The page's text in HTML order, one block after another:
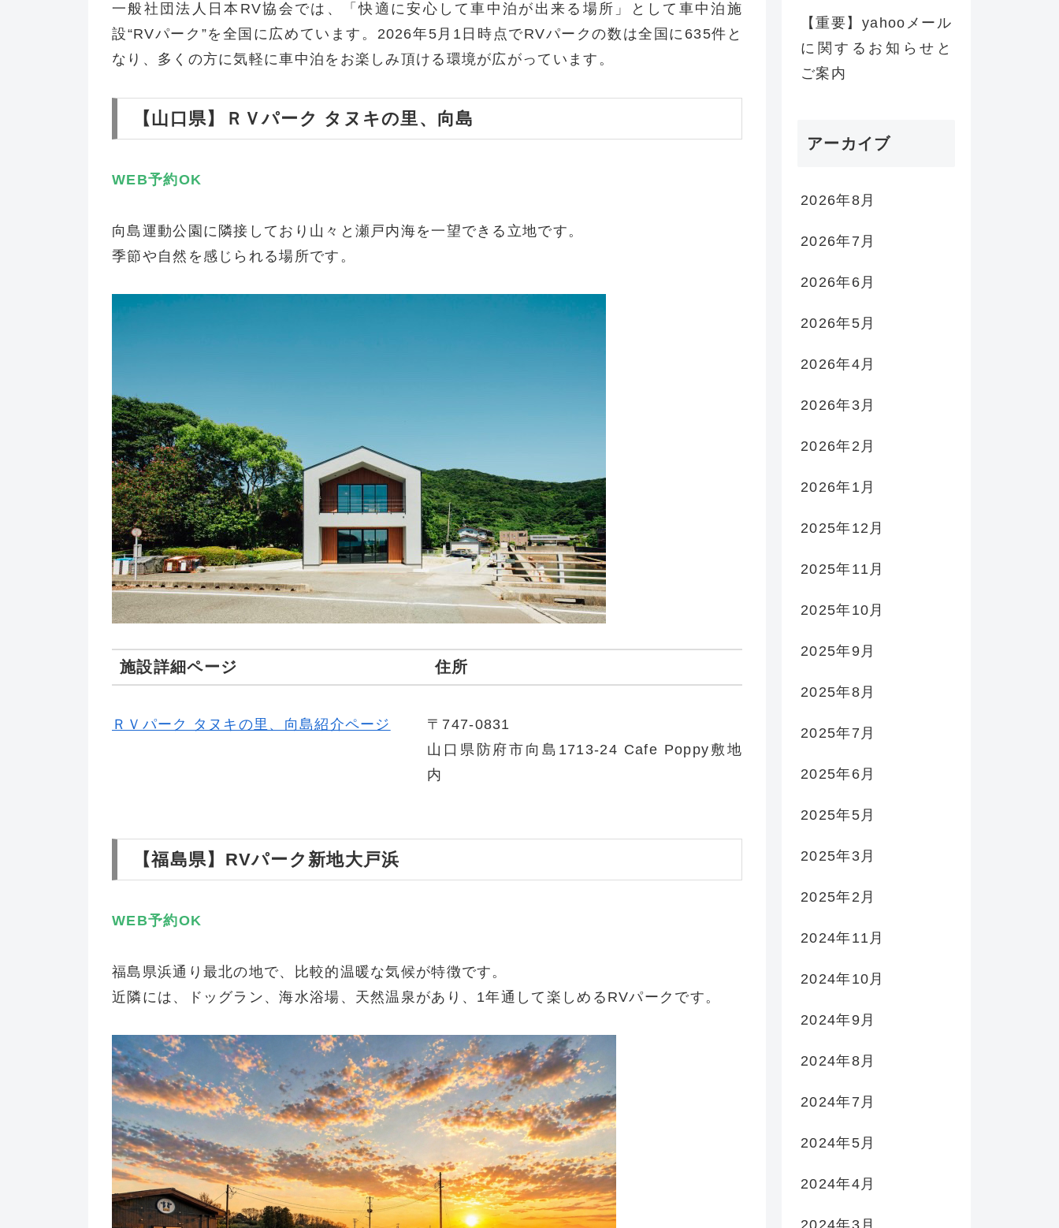
一般社団法人日本RV協会では、「快適に安心して車中泊が出来る場所」として車中泊施
設“RVパーク”を全国に広めています。2026年5月1日時点でRVパークの数は全国に635件と
なり、多くの方に気軽に車中泊をお楽しみ頂ける環境が広がっています。
【山口県】ＲＶパーク タヌキの里、向島
WEB予約OK
向島運動公園に隣接しており山々と瀬戸内海を一望できる立地です。
季節や自然を感じられる場所です。
施設詳細ページ
ＲＶパーク タヌキの里、向島紹介ページ
住所
〒747-0831
山口県防府市向島1713-24 Cafe Poppy敷地
内
【福島県】RVパーク新地大戸浜
WEB予約OK
福島県浜通り最北の地で、比較的温暖な気候が特徴です。
近隣には、ドッグラン、海水浴場、天然温泉があり、1年通して楽しめるRVパークです。
【重要】yahooメール
に関するお知らせと
ご案内
アーカイブ
2026年8月
2026年7月
2026年6月
2026年5月
2026年4月
2026年3月
2026年2月
2026年1月
2025年12月
2025年11月
2025年10月
2025年9月
2025年8月
2025年7月
2025年6月
2025年5月
2025年3月
2025年2月
2024年11月
2024年10月
2024年9月
2024年8月
2024年7月
2024年5月
2024年4月
2024年3月